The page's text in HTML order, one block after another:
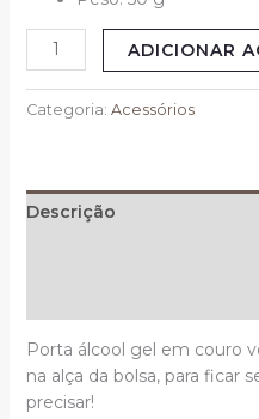
ADICIONAR
Categoria: Acessórios
Descrição
Porta álcool gel em couro
na alça da bolsa, para ficar
precisar!